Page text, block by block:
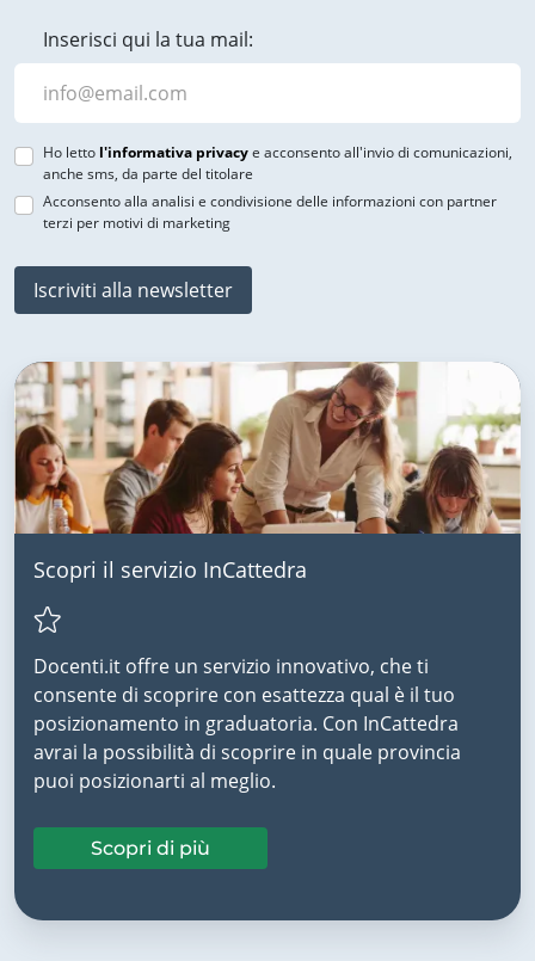
Inserisci qui la tua mail:
Ho letto l'informativa privacye acconsento all'invio di comunicazioni,
anche sms, da parte del titolare
Acconsento alla analisi e condivisione delle informazioni con partner
terzi per motivi di marketing
Iscriviti alla newsletter
Scopri il servizio InCattedra
Docenti.it offre un servizio innovativo, che ti
consente di scoprire con esattezza qual è il tuo
posizionamento in graduatoria. Con InCattedra
avrai la possibilità di scoprire in quale provincia
puoi posizionarti al meglio.
Scopri di più